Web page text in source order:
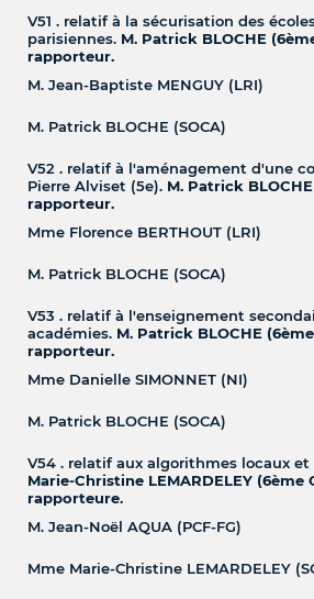
V51 . relatif à la sécurisation des
parisiennes. M. Patrick BLOCHE
rapporteur.
M. Jean-Baptiste MENGUY (LRI)
M. Patrick BLOCHE (SOCA)
V52 . relatif à l'aménagement d'une
Pierre Alviset (5e). M. Patrick
rapporteur.
Mme Florence BERTHOUT (LRI)
M. Patrick BLOCHE (SOCA)
V53 . relatif à l'enseignement
académies. M. Patrick BLOCHE
rapporteur.
Mme Danielle SIMONNET (NI)
M. Patrick BLOCHE (SOCA)
V54 . relatif aux algorithmes locaux et
Marie-Christine LEMARDELEY (6ème
rapporteure.
M. Jean-Noël AQUA (PCF-FG)
Mme Marie-Christine LEMARDELEY